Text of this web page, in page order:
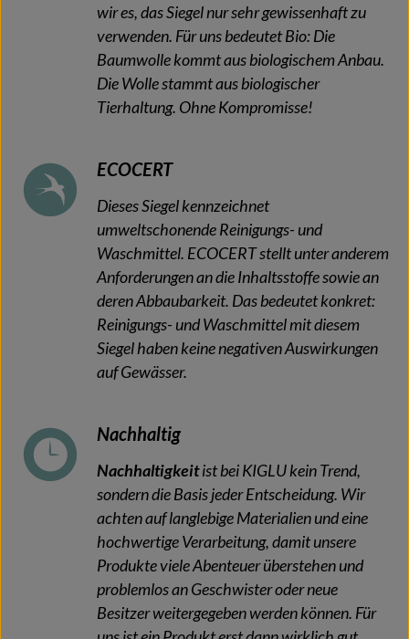
wir es, das Siegel nur sehr gewissenhaft zu
verwenden. Für uns bedeutet Bio: Die
Baumwolle kommt aus biologischem Anbau.
Die Wolle stammt aus biologischer
Tierhaltung. Ohne Kompromisse!
ECOCERT
Dieses Siegel kennzeichnet
umweltschonende Reinigungs- und
Waschmittel. ECOCERT stellt unter anderem
Anforderungen an die Inhaltsstoffe sowie an
deren Abbaubarkeit. Das bedeutet konkret:
Reinigungs- und Waschmittel mit diesem
Siegel haben keine negativen Auswirkungen
auf Gewässer.
Nachhaltig
Nachhaltigkeitist bei KIGLU kein Trend,
sondern die Basis jeder Entscheidung. Wir
achten auf langlebige Materialien und eine
hochwertige Verarbeitung, damit unsere
Produkte viele Abenteuer überstehen und
problemlos an Geschwister oder neue
Besitzer weitergegeben werden können. Für